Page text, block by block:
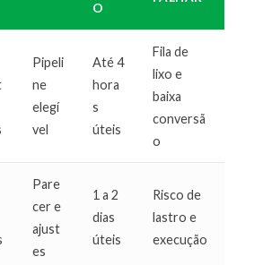
O
Pipeli
ne
elegí
vel
Até 4
hora
s
úteis
Fila de
lixo e
baixa
conversã
o
Pare
cer e
ajust
es
1 a 2
dias
úteis
Risco de
lastro e
execução